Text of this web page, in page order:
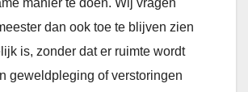
manier te doen. Wij vragen
dan ook toe te blijven zien
is, zonder dat er ruimte wordt
geweldpleging of verstoringen